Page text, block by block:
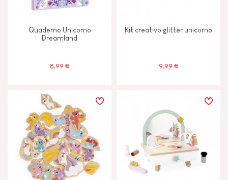
Quaderno Unicorno
Dreamland
8,99 €
Kit creativo glitter unicorno
9,99 €